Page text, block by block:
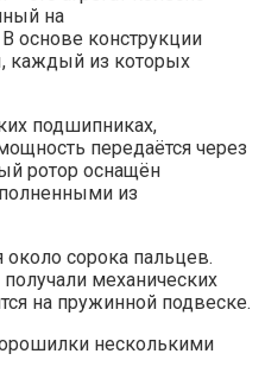
на
основе конструкции
каждый из которых
подшипниках,
передаётся через
ротор оснащён
из
сорока пальцев.
механических
на пружинной подвеске.
несколькими